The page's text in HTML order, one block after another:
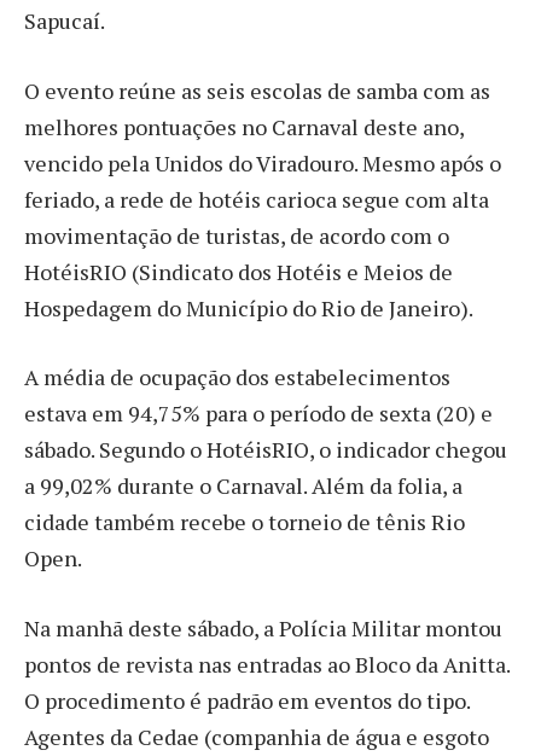
Sapucaí.
O evento reúne as seis escolas de samba com as
melhores pontuações no Carnaval deste ano,
vencido pela Unidos do Viradouro. Mesmo após o
feriado, a rede de hotéis carioca segue com alta
movimentação de turistas, de acordo com o
HotéisRIO (Sindicato dos Hotéis e Meios de
Hospedagem do Município do Rio de Janeiro).
A média de ocupação dos estabelecimentos
estava em 94,75% para o período de sexta (20) e
sábado. Segundo o HotéisRIO, o indicador chegou
a 99,02% durante o Carnaval. Além da folia, a
cidade também recebe o torneio de tênis Rio
Open.
Na manhã deste sábado, a Polícia Militar montou
pontos de revista nas entradas ao Bloco da Anitta.
O procedimento é padrão em eventos do tipo.
Agentes da Cedae (companhia de água e esgoto